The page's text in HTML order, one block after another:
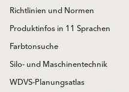
Richtlinien und Normen
Produktinfos in 11 Sprachen
Farbtonsuche
Silo- und Maschinentechnik
WDVS-Planungsatlas